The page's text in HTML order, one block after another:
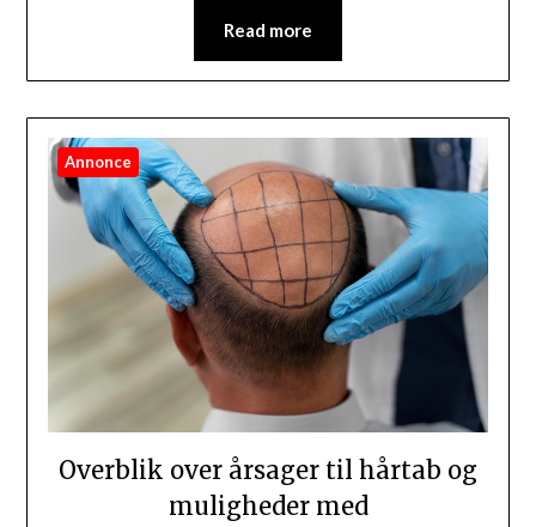
Read more
Annonce
Overblik over årsager til hårtab og
muligheder med